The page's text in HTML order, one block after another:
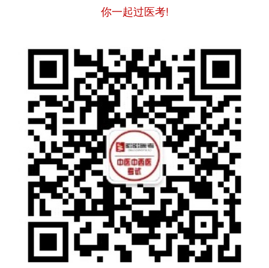
你一起过医考!